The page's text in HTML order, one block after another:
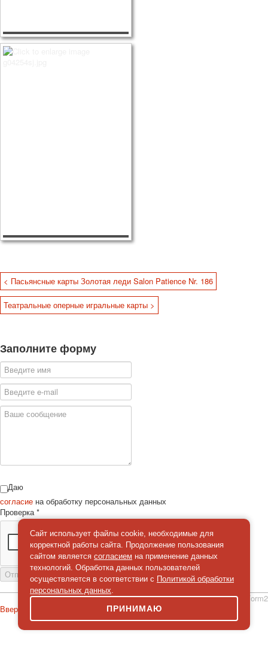
< Пасьянсные карты Золотая леди Salon Patience Nr. 186
Театральные оперные игральные карты >
Заполните форму
Даю
согласие на обработку персональных данных
Проверка*
Отправить сообщение
simpleForm2
Вверх
Сайт использует файлы cookie, необходимые для
корректной работы сайта. Продолжение пользования
сайтом является согласием на применение данных
технологий. Обработка данных пользователей
осуществляется в соответствии с Политикой обработки
персональных данных.
ПРИНИМАЮ